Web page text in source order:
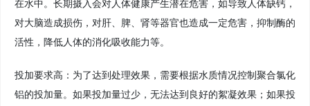
在水中。长期摄入会对人体健康产生潜在危害，如导致人体缺钙，
对大脑造成损伤，对肝、脾、肾等器官也造成一定危害，抑制酶的
活性，降低人体的消化吸收能力等。
投加要求高：为了达到处理效果，需要根据水质情况控制聚合氯化
铝的投加量。如果投加量过少，无法达到良好的絮凝效果；如果投